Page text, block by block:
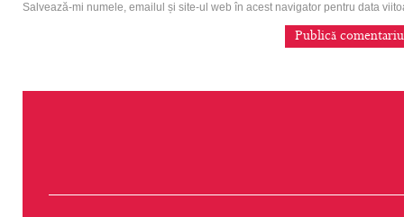
Salvează-mi numele, emailul și site-ul web în acest navigator pentru data